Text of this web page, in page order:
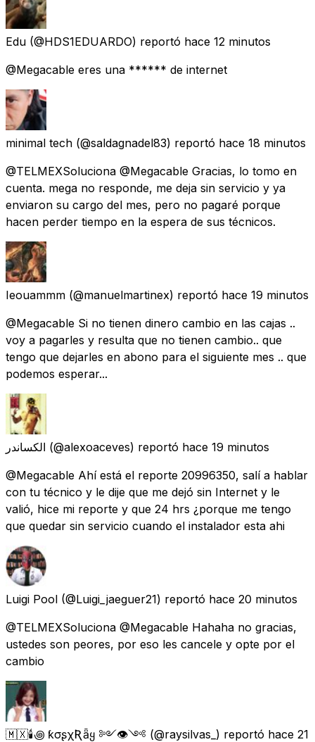
Edu (@HDS1EDUARDO) reportó hace 12 minutos
@Megacable eres una ****** de internet
minimal tech (@saldagnadel83) reportó hace 18 minutos
@TELMEXSoluciona @Megacable Gracias, lo tomo en
cuenta. mega no responde, me deja sin servicio y ya
enviaron su cargo del mes, pero no pagaré porque
hacen perder tiempo en la espera de sus técnicos.
Ieouammm (@manuelmartinex) reportó hace 19 minutos
@Megacable Si no tienen dinero cambio en las cajas ..
voy a pagarles y resulta que no tienen cambio.. que
tengo que dejarles en abono para el siguiente mes .. que
podemos esperar...
الکساندر (@alexoaceves) reportó hace 19 minutos
@Megacable Ahí está el reporte 20996350, salí a hablar
con tu técnico y le dije que me dejó sin Internet y le
valió, hice mi reporte y que 24 hrs ¿porque me tengo
que quedar sin servicio cuando el instalador esta ahi
Luigi Pool (@Luigi_jaeguer21) reportó hace 20 minutos
@TELMEXSoluciona @Megacable Hahaha no gracias,
ustedes son peores, por eso les cancele y opte por el
cambio
🇲🇽🕯꩜ ƙσʂχƦǟყ ༻👁༺ (@raysilvas_) reportó hace 21